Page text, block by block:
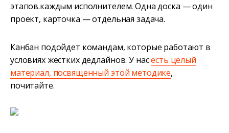
этапов.каждым исполнителем. Одна доска — один
проект, карточка — отдельная задача.
Канбан подойдет командам, которые работают в
условиях жестких дедлайнов. У насесть целый
материал, посвященный этой методике,
почитайте.